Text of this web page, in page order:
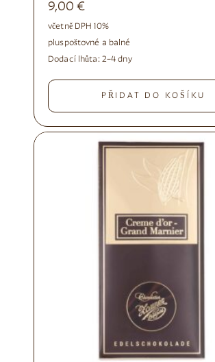
9,00€
včetně DPH 10%
pluspoštovné a balné
Dodací lhůta: 2–4 dny
PŘIDAT DO KOŠÍKU